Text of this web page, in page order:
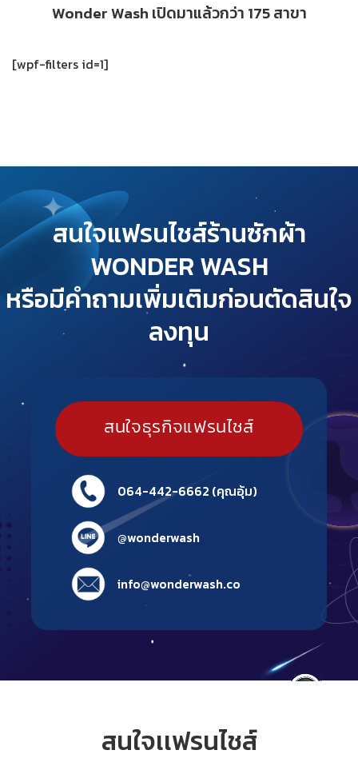
Wonder Wash เปิดมาแล้วกว่า 175 สาขา
[wpf-filters id=1]
สนใจแฟรนไชส์ร้านซักผ้า
WONDER WASH
หรือมีคำถามเพิ่มเติมก่อนตัดสินใจ
ลงทุน
สนใจธุรกิจแฟรนไชส์
064-442-6662 (คุณอุ้ม)
@wonderwash
info@wonderwash.co
สนใจเเฟรนไชส์